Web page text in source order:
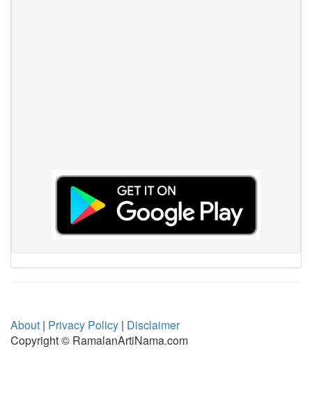
About | Privacy Policy | Disclaimer
Copyright © RamalanArtiNama.com